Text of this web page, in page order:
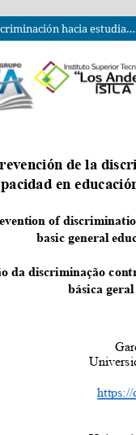
Ética docente en la prevención de la discriminación hacia estudiantes con discapacidad en educación general básica